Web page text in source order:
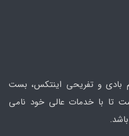
بادی و تفریحی اینتکس، بست
تا با خدمات عالی خود نامی